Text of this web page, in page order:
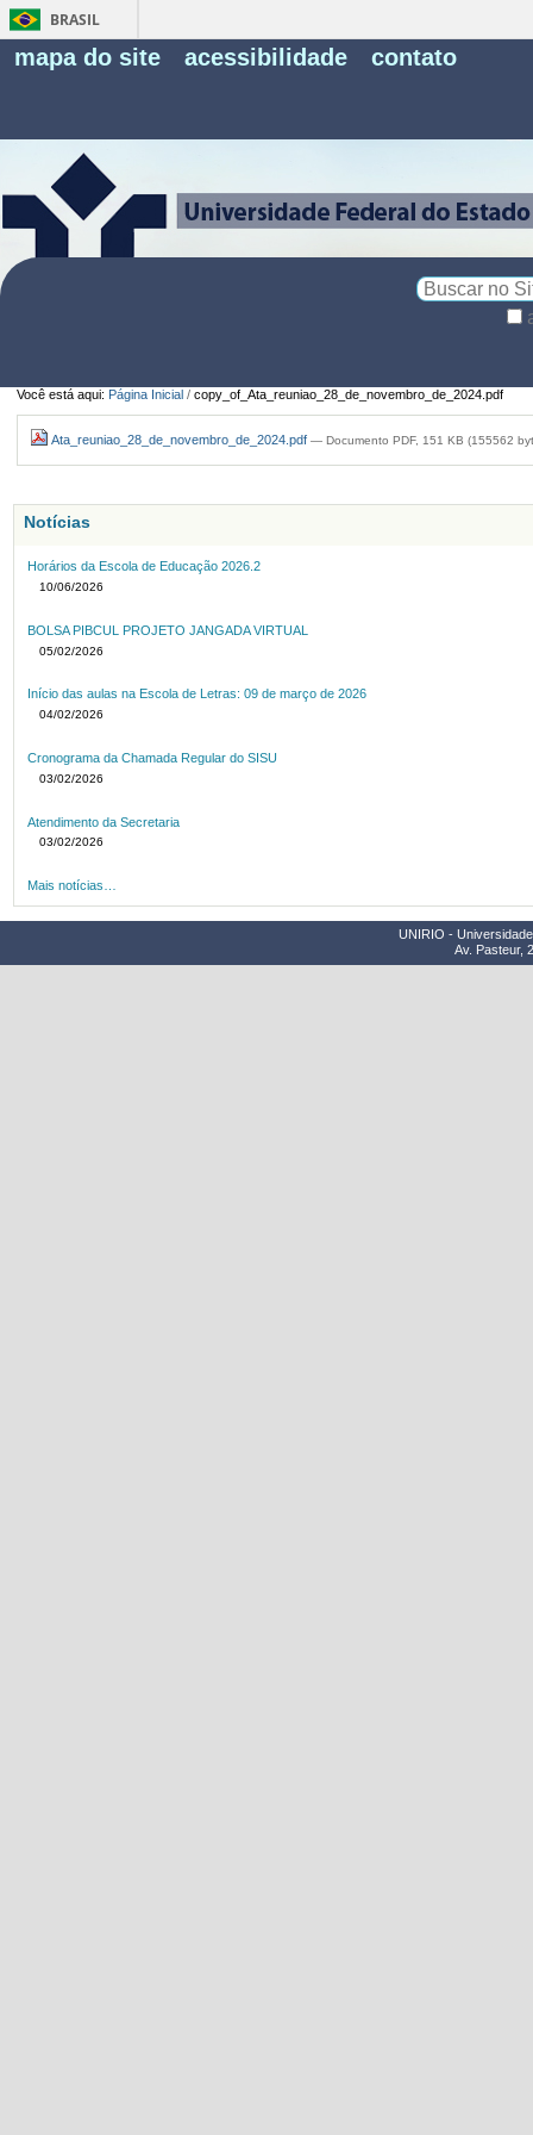
BRASIL
mapa do site acessibilidade contato
Você está aqui: Página Inicial / copy_of_Ata_reuniao_28_de_novembro_de_2024.pdf
Ata_reuniao_28_de_novembro_de_2024.pdf — Documento PDF, 151 KB (155562
Notícias
Horários da Escola de Educação 2026.2
10/06/2026
BOLSA PIBCUL PROJETO JANGADA VIRTUAL
05/02/2026
Início das aulas na Escola de Letras: 09 de março de 2026
04/02/2026
Cronograma da Chamada Regular do SISU
03/02/2026
Atendimento da Secretaria
03/02/2026
Mais notícias…
UNIRIO -
Av. Pasteur,